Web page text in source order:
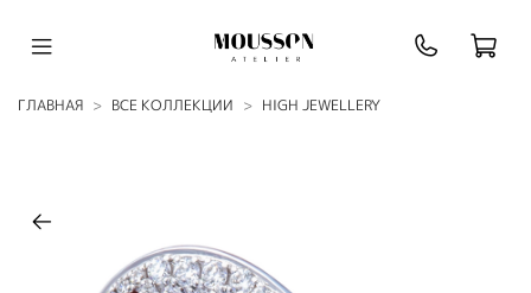
ГЛАВНАЯ ВСЕ КОЛЛЕКЦИИ HIGH JEWELLERY